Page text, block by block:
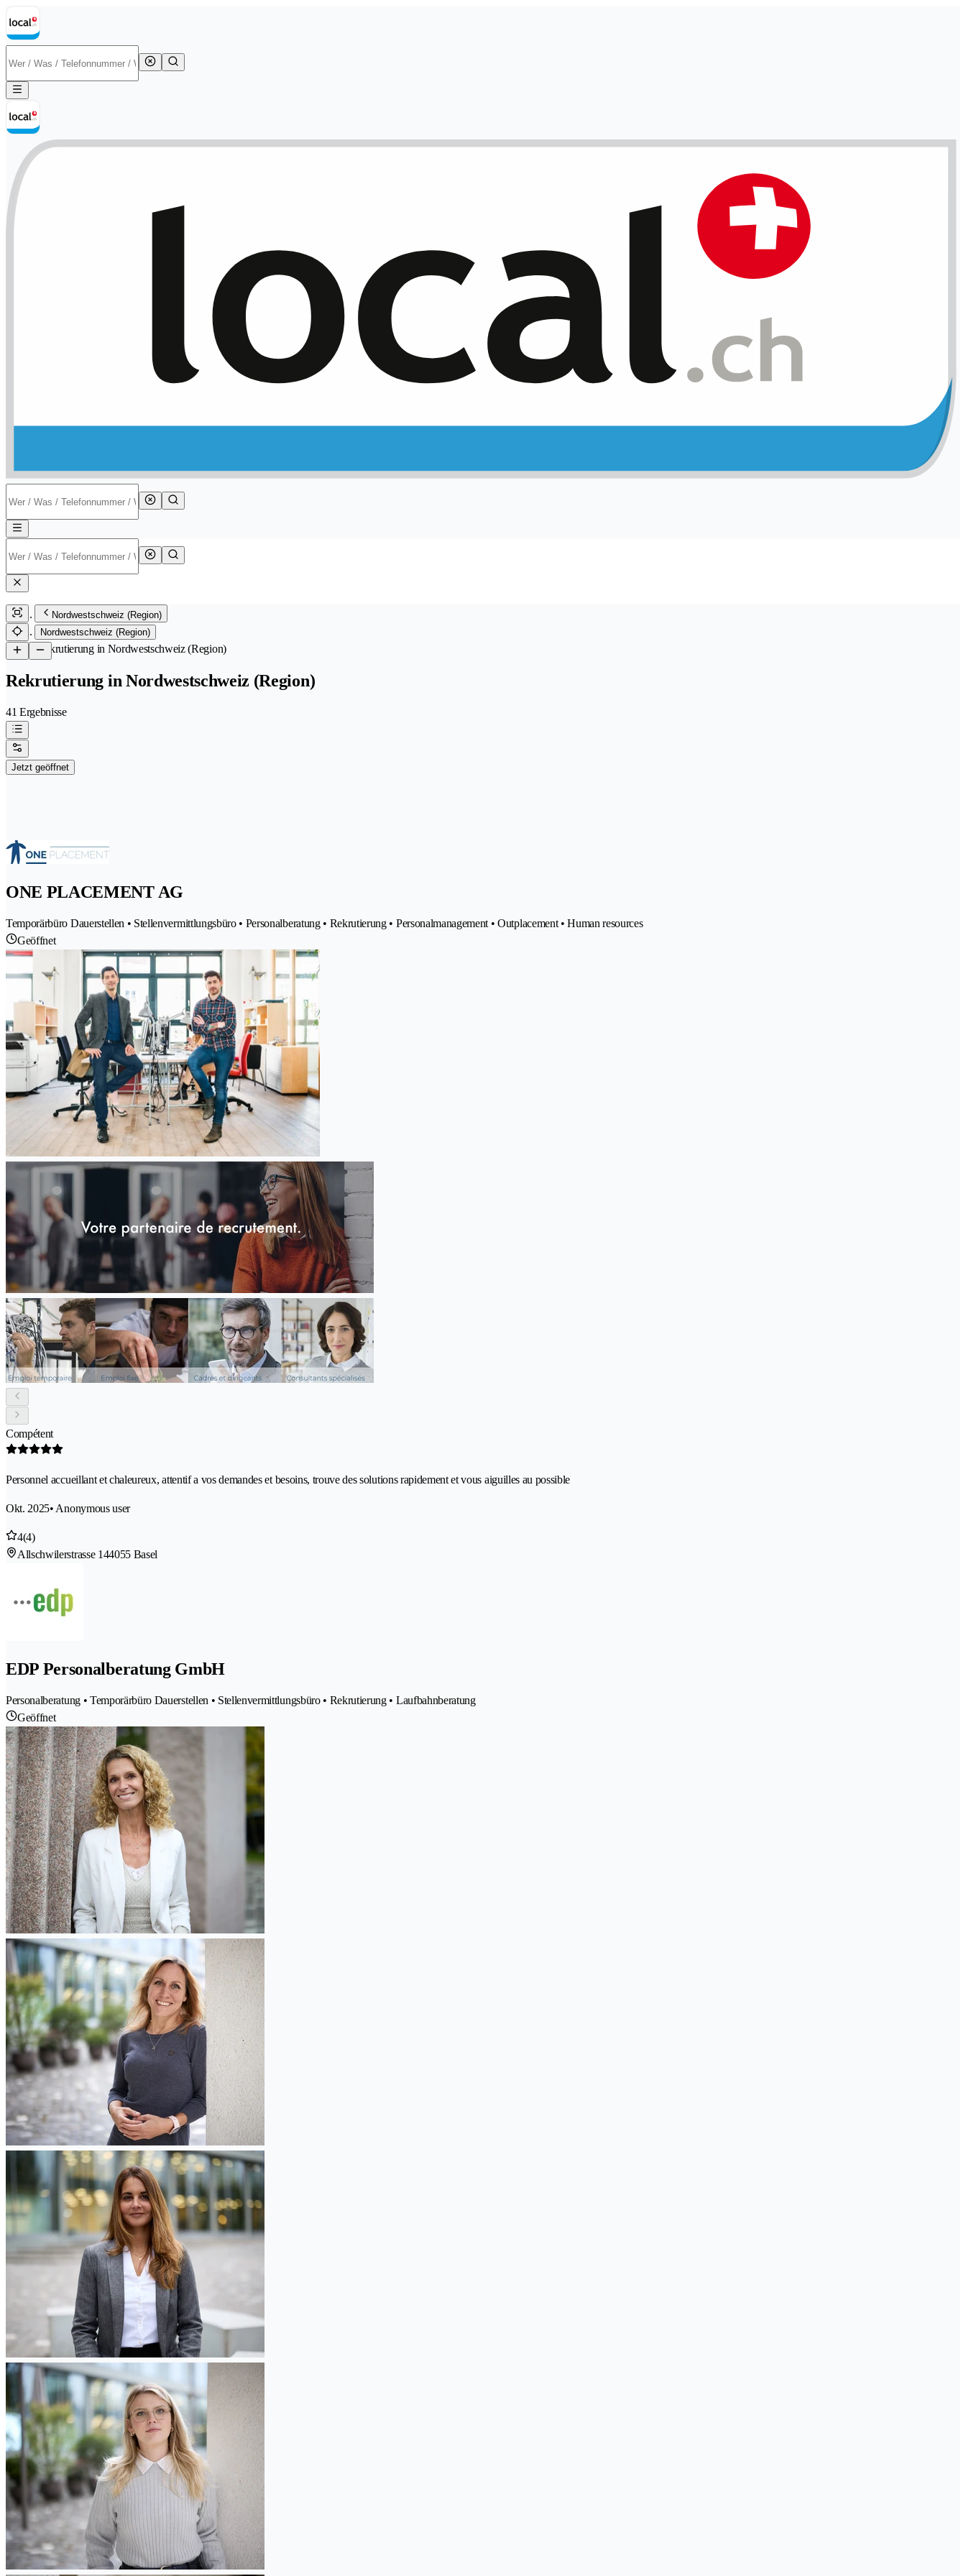
Nordwestschweiz (Region)
Nordwestschweiz (Region)
/Rekrutierung in Nordwestschweiz (Region)
Rekrutierung in Nordwestschweiz (Region)
41 Ergebnisse
Jetzt geöffnet
ONE PLACEMENT AG
Temporärbüro Dauerstellen • Stellenvermittlungsbüro • Personalberatung • Rekrutierung • Personalmanagement • Outplacement • Human resources
Geöffnet
Compétent
Personnel accueillant et chaleureux, attentif a vos demandes et besoins, trouve des solutions rapidement et vous aiguilles au possible
Okt. 2025• Anonymous user
4(4)
Allschwilerstrasse 144055 Basel
EDP Personalberatung GmbH
Personalberatung • Temporärbüro Dauerstellen • Stellenvermittlungsbüro • Rekrutierung • Laufbahnberatung
Geöffnet